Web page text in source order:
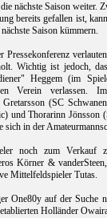
nächste Saison weiter.
bereits gefallen ist,
Saison kümmern.
Pressekonferenz
Wichtig ist jedoch,
Heggem (im
Verein verlassen.
(SC
und Thorarinn Jönsson
sich in der
noch zum Verkauf
Körner &
Mittelfeldspieler Tutas.
One80y auf der Suche
Holländer